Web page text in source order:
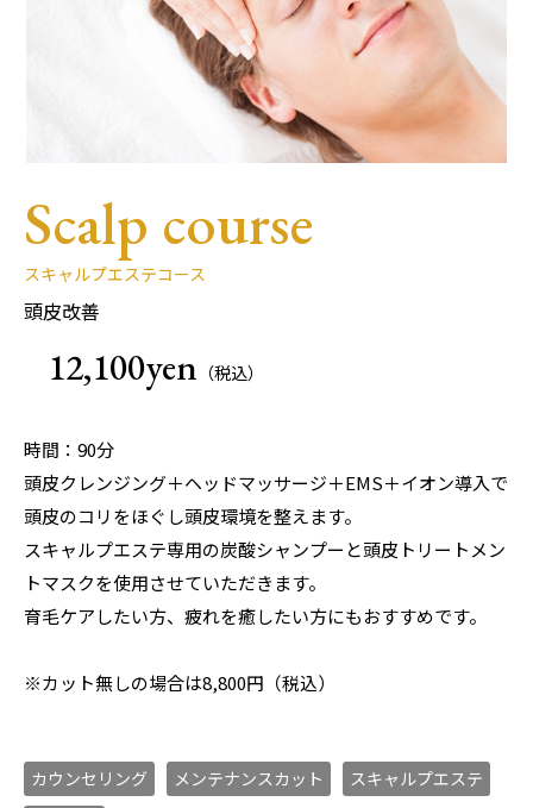
Scalp course
スキャルプエステコース
頭皮改善
12,100yen （税込）
時間：90分
頭皮クレンジング＋ヘッドマッサージ＋EMS＋イオン導入で
頭皮のコリをほぐし頭皮環境を整えます。
スキャルプエステ専用の炭酸シャンプーと頭皮トリートメン
トマスクを使用させていただきます。
育毛ケアしたい方、疲れを癒したい方にもおすすめです。
※カット無しの場合は8,800円（税込）
カウンセリング メンテナンスカット
スキャルプエステ